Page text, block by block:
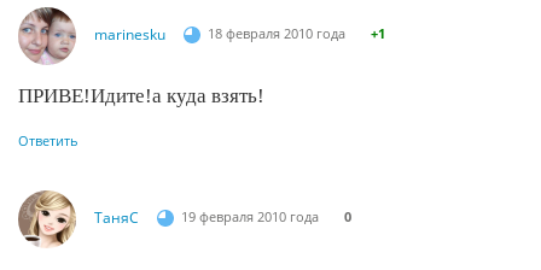
marinesku 18 февраля 2010 года +1
ПРИВЕ!Идите!а куда взять!
Ответить
ТаняС 19 февраля 2010 года 0